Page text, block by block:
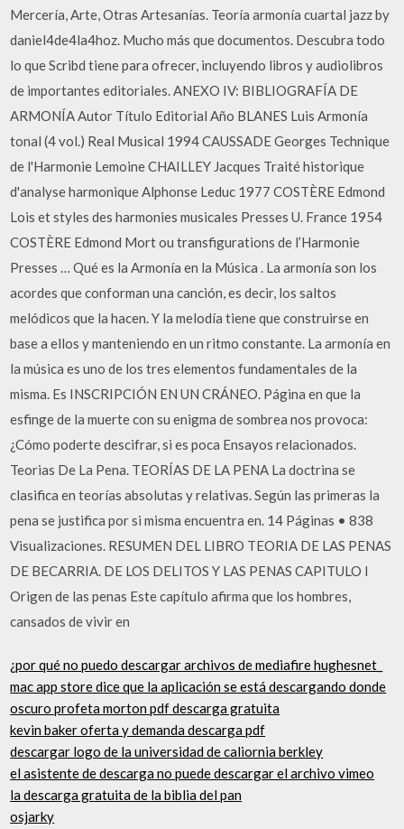
Mercería, Arte, Otras Artesanías. Teoría armonía cuartal jazz by
daniel4de4la4hoz. Mucho más que documentos. Descubra todo
lo que Scribd tiene para ofrecer, incluyendo libros y audiolibros
de importantes editoriales. ANEXO IV: BIBLIOGRAFÍA DE
ARMONÍA Autor Título Editorial Año BLANES Luis Armonía
tonal (4 vol.) Real Musical 1994 CAUSSADE Georges Technique
de l'Harmonie Lemoine CHAILLEY Jacques Traité historique
d'analyse harmonique Alphonse Leduc 1977 COSTÈRE Edmond
Lois et styles des harmonies musicales Presses U. France 1954
COSTÈRE Edmond Mort ou transfigurations de l’Harmonie
Presses … Qué es la Armonía en la Música . La armonía son los
acordes que conforman una canción, es decir, los saltos
melódicos que la hacen. Y la melodía tiene que construirse en
base a ellos y manteniendo en un ritmo constante. La armonía en
la música es uno de los tres elementos fundamentales de la
misma. Es INSCRIPCIÓN EN UN CRÁNEO. Página en que la
esfinge de la muerte con su enigma de sombrea nos provoca:
¿Cómo poderte descifrar, si es poca Ensayos relacionados.
Teorias De La Pena. TEORÍAS DE LA PENA La doctrina se
clasifica en teorías absolutas y relativas. Según las primeras la
pena se justifica por si misma encuentra en. 14 Páginas • 838
Visualizaciones. RESUMEN DEL LIBRO TEORIA DE LAS PENAS
DE BECARRIA. DE LOS DELITOS Y LAS PENAS CAPITULO I
Origen de las penas Este capítulo afirma que los hombres,
cansados de vivir en
¿por qué no puedo descargar archivos de mediafire hughesnet_
mac app store dice que la aplicación se está descargando donde
oscuro profeta morton pdf descarga gratuita
kevin baker oferta y demanda descarga pdf
descargar logo de la universidad de caliornia berkley
el asistente de descarga no puede descargar el archivo vimeo
la descarga gratuita de la biblia del pan
osjarky